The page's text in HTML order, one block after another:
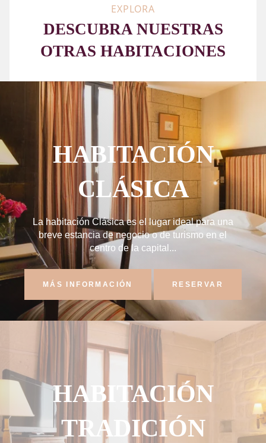
EXPLORA
DESCUBRA NUESTRAS
OTRAS HABITACIONES
HABITACIÓN
CLÁSICA
La habitación Clásica es el lugar ideal para una
breve estancia de negocio o de turismo en el
centro de la capital...
MÁS INFORMACIÓN RESERVAR
HABITACIÓN
TRADICIÓN